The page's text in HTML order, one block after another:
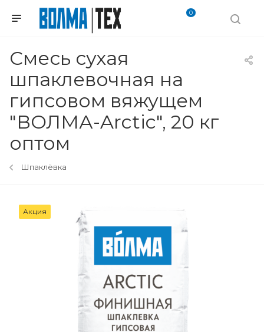
0
Смесь сухая
шпаклевочная на
гипсовом вяжущем
"ВОЛМА-Arctic", 20 кг
оптом
Шпаклёвка
Акция